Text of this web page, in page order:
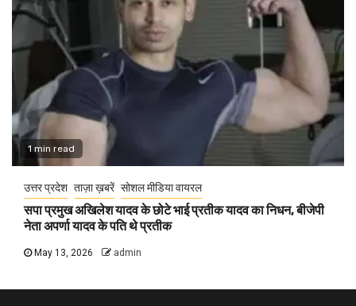
1 min read
उत्तर प्रदेश ताज़ा ख़बरें सोशल मीडिया वायरल
सपा प्रमुख अखिलेश यादव के छोटे भाई प्रतीक यादव का निधन, बीजेपी
नेता अपर्णा यादव के पति थे प्रतीक
May 13, 2026 admin